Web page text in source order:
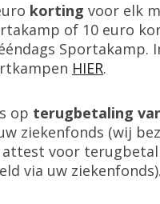
korting voor elk
of 10 euro
Sportakamp.
HIER.
op terugbetaling
ziekenfonds (wij
attest voor
via uw ziekenfonds).